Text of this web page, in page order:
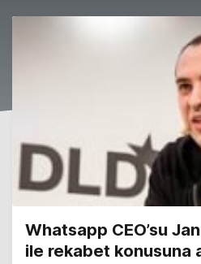
Whatsapp CEO’su
ile rekabet konusuna